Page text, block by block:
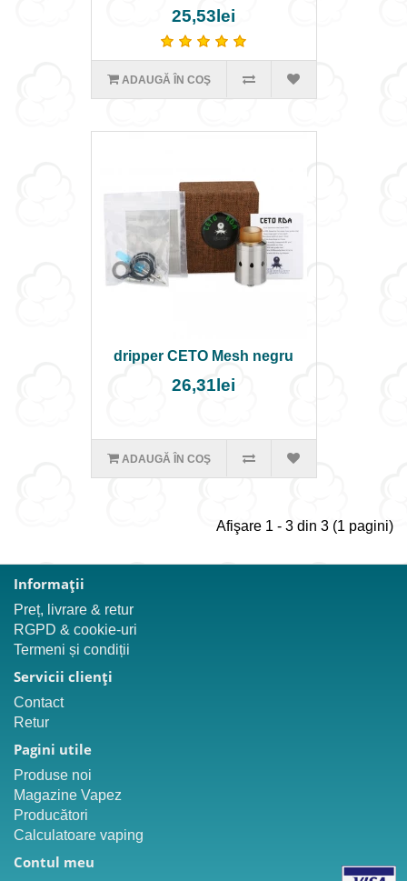
25,53lei
ADAUGĂ ÎN COŞ
dripper CETO Mesh negru
26,31lei
ADAUGĂ ÎN COŞ
Afişare 1 - 3 din 3 (1 pagini)
Informaţii
Preț, livrare & retur
RGPD & cookie-uri
Termeni și condiții
Servicii clienţi
Contact
Retur
Pagini utile
Produse noi
Magazine Vapez
Producători
Calculatoare vaping
Contul meu